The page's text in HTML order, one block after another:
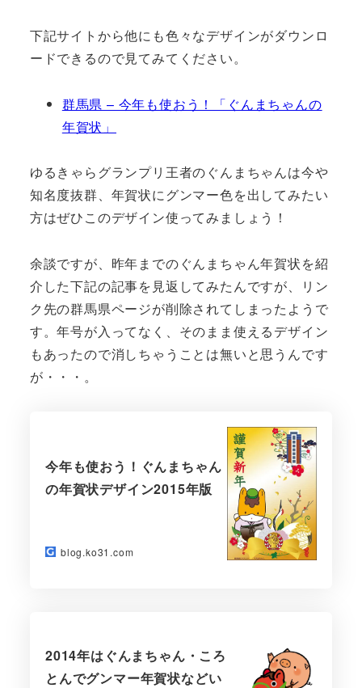
下記サイトから他にも色々なデザインがダウンロ
ードできるので見てみてください。
群馬県 – 今年も使おう！「ぐんまちゃんの
年賀状」
ゆるきゃらグランプリ王者のぐんまちゃんは今や
知名度抜群、年賀状にグンマー色を出してみたい
方はぜひこのデザイン使ってみましょう！
余談ですが、昨年までのぐんまちゃん年賀状を紹
介した下記の記事を見返してみたんですが、リン
ク先の群馬県ページが削除されてしまったようで
す。年号が入ってなく、そのまま使えるデザイン
もあったので消しちゃうことは無いと思うんです
が・・・。
今年も使おう！ぐんまちゃん
の年賀状デザイン2015年版
blog.ko31.com
2014年はぐんまちゃん・ころ
とんでグンマー年賀状などい